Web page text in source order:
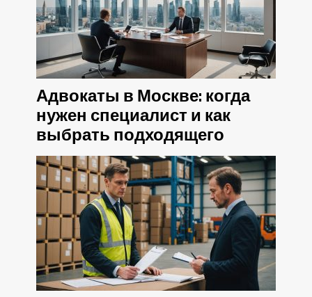
Адвокаты в Москве: когда
нужен специалист и как
выбрать подходящего